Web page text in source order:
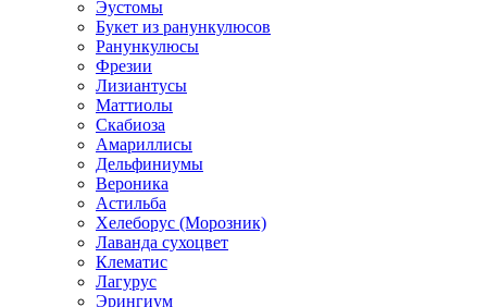
Эустомы
Букет из ранункулюсов
Ранункулюсы
Фрезии
Лизиантусы
Маттиолы
Скабиоза
Амариллисы
Дельфиниумы
Вероника
Астильба
Хелеборус (Морозник)
Лаванда сухоцвет
Клематис
Лагурус
Эрингиум